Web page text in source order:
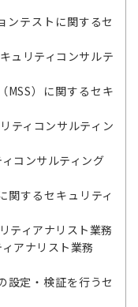
ンテストに関するセ
ュリティコンサルテ
MSS）に関するセキ
ティコンサルティン
コンサルティング
関するセキュリティ
ティアナリスト業務
アナリスト業務
設定・検証を行うセ